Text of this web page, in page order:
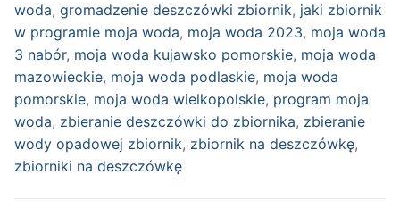
woda, gromadzenie deszczówki zbiornik, jaki zbiornik
w programie moja woda, moja woda 2023, moja woda
3 nabór, moja woda kujawsko pomorskie, moja woda
mazowieckie, moja woda podlaskie, moja woda
pomorskie, moja woda wielkopolskie, program moja
woda, zbieranie deszczówki do zbiornika, zbieranie
wody opadowej zbiornik, zbiornik na deszczówkę,
zbiorniki na deszczówkę